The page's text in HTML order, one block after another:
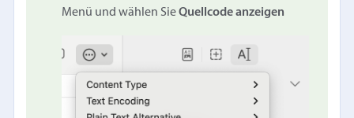
Menü und wählen SieQuellcode anzeigen